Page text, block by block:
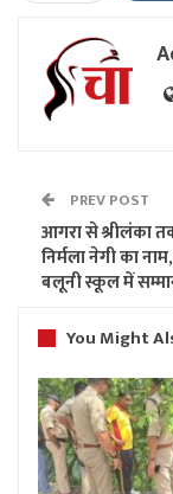
PREV POST
आगरा से श्रीलंका
निर्मला नेगी का
बलूनी स्कूल में
You Might